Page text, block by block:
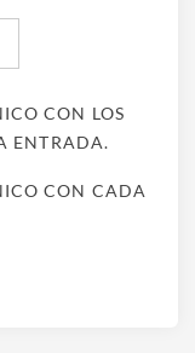
CON LOS
ENTRADA.
CON CADA